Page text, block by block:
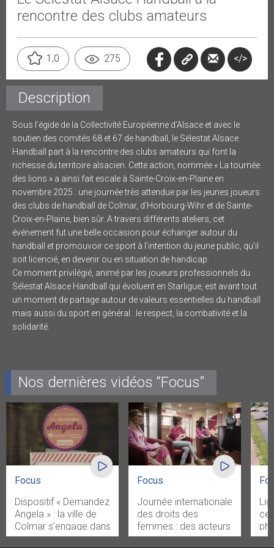
rencontre des clubs amateurs
</>
1,0 275
Description
Sous l’égide de la Collectivité Européenne d’Alsace et avec le
soutien des comités 68 et 67 de handball, le Sélestat Alsace
Handball part à la rencontre des clubs amateurs qui font la
richesse du territoire alsacien. Cette action, nommée « La tournée
des lions » a ainsi fait escale à Sainte-Croix-en-Plaine en
novembre 2025 : une journée très attendue par les jeunes joueurs
des clubs de handball de Colmar, d’Horbourg-Wihr et de Sainte-
Croix-en-Plaine, bien sûr. A travers différents ateliers, cet
événement fut une belle occasion pour échanger autour du
handball et promouvoir ce sport à l’intention du jeune public, qu’il
soit licencié, en devenir ou en situation de handicap.
Ce moment privilégié, animé par les joueurs professionnels du
Sélestat Alsace Handball qui évoluent en Starligue, est avant tout
un moment de partage autour de valeurs essentielles du handball
mais aussi du sport en général : le respect, la combativité et la
solidarité.
Nos dernières vidéos “Focus”
Focus
Dispositif « Demandez
Angela » : la ville de
Colmar s’engage dans
la lutte contre le
Focus
Journée internationale
des droits des
femmes : des acteurs
locaux s’engagent